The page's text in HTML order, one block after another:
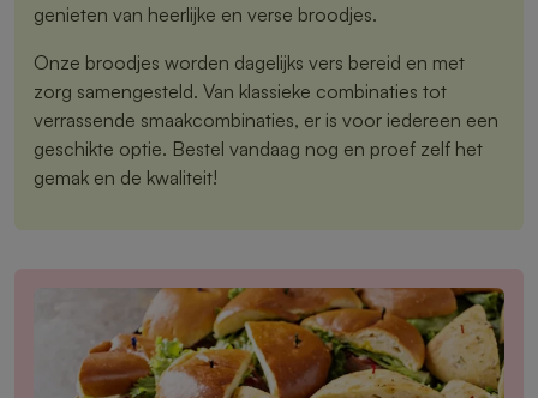
genieten van heerlijke en verse broodjes.
Onze broodjes worden dagelijks vers bereid en met
zorg samengesteld. Van klassieke combinaties tot
verrassende smaakcombinaties, er is voor iedereen een
geschikte optie. Bestel vandaag nog en proef zelf het
gemak en de kwaliteit!